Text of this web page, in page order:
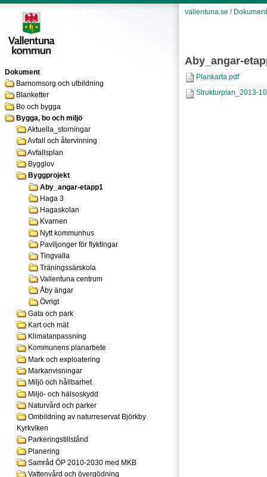
Dokument
Barnomsorg och utbildning
Blanketter
Bo och bygga
Bygga, bo och miljö
Aktuella_storningar
Avfall och återvinning
Avfallsplan
Bygglov
Byggprojekt
Aby_angar-etapp1
Haga 3
Hagaskolan
Kvarnen
Nytt kommunhus
Paviljonger för flyktingar
Tingvalla
Träningssärskola
Vallentuna centrum
Åby ängar
Övrigt
Gata och park
Kart och mät
Klimatanpassning
Kommunens planarbete
Mark och exploatering
Markanvisningar
Miljö och hållbarhet
Miljö- och hälsoskydd
Naturvård och parker
Ombildning av naturreservat Björkby
Kyrkviken
Parkeringstillstånd
Planering
Samråd ÖP 2010-2030 med MKB
Vattenvård och övergödning
vallentuna.se / Dokument
Aby_angar-
Plankarta.pdf
Strukturplan_2013-